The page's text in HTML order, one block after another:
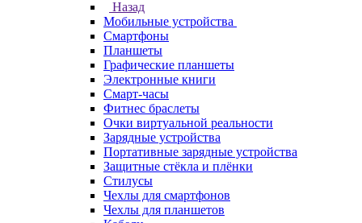
Назад
Мобильные устройства
Смартфоны
Планшеты
Графические планшеты
Электронные книги
Смарт-часы
Фитнес браслеты
Очки виртуальной реальности
Зарядные устройства
Портативные зарядные устройства
Защитные стёкла и плёнки
Стилусы
Чехлы для смартфонов
Чехлы для планшетов